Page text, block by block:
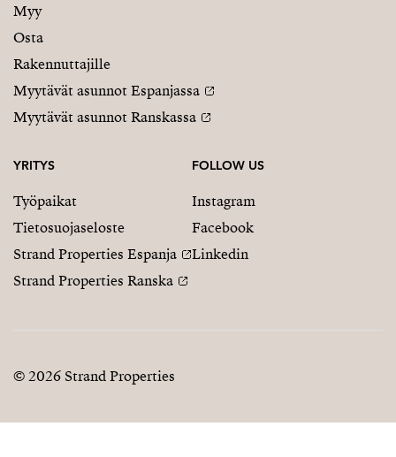
Myy
Osta
Rakennuttajille
Myytävät asunnot Espanjassa
Myytävät asunnot Ranskassa
YRITYS
Työpaikat
Tietosuojaseloste
Strand Properties Espanja
Strand Properties Ranska
FOLLOW US
Instagram
Facebook
Linkedin
© 2026 Strand Properties